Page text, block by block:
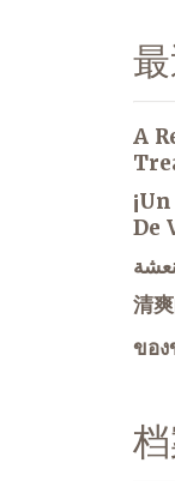
A
De
清
ขอ